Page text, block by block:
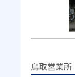
鳥取営業所